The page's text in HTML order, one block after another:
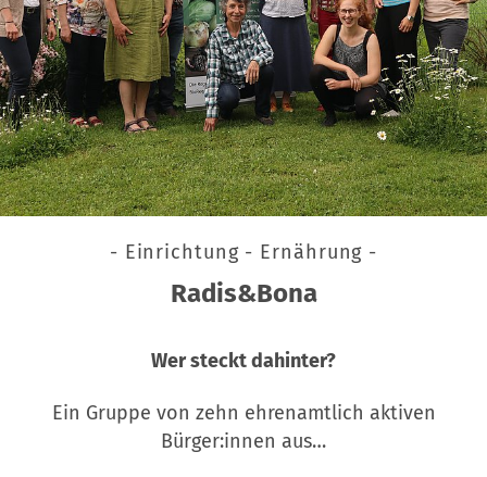
- Einrichtung - Ernährung -
Radis&Bona
Wer steckt dahinter?
Ein Gruppe von zehn ehrenamtlich aktiven
Bürger:innen aus…